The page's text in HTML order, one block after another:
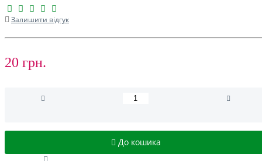
Залишити відгук
20 грн.
До кошика